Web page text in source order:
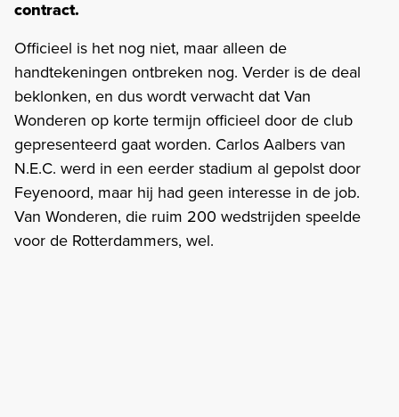
contract.
Officieel is het nog niet, maar alleen de
handtekeningen ontbreken nog. Verder is de deal
beklonken, en dus wordt verwacht dat Van
Wonderen op korte termijn officieel door de club
gepresenteerd gaat worden. Carlos Aalbers van
N.E.C. werd in een eerder stadium al gepolst door
Feyenoord, maar hij had geen interesse in de job.
Van Wonderen, die ruim 200 wedstrijden speelde
voor de Rotterdammers, wel.